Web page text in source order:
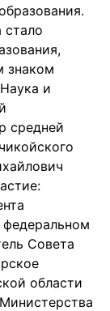
знаком
и
средней
Совета
области